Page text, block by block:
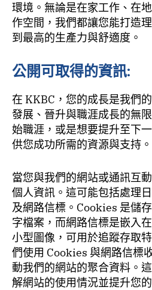
環境。無論是在家工作、在
作空間，我們都讓您能打造
到最高的生產力與舒適度。
公開可取得的資訊:
在 KKBC，您的成長是我們
發展、晉升與職涯成長的無
始職涯，或是想要提升至下
供您成功所需的資源與支持。
當您與我們的網站或通訊互
個人資訊。這可能包括處理
及網路信標。Cookies 是儲
字檔案，而網路信標是嵌入
小型圖像，可用於追蹤存取
們使用 Cookies 與網路信標
動我們的網站的聚合資料。
解網站的使用情況並提升您